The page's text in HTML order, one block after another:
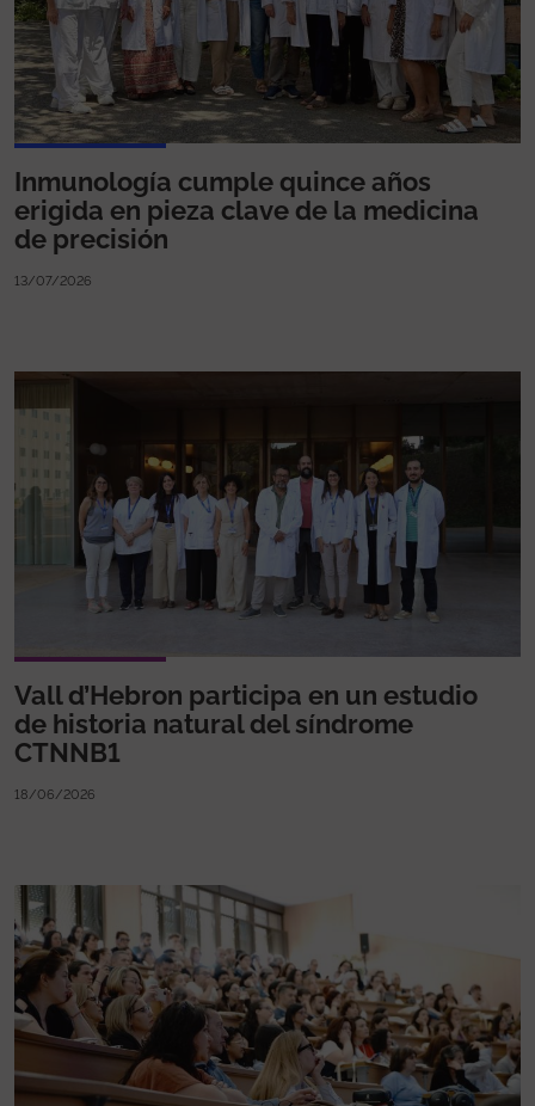
Inmunología cumple quince años
erigida en pieza clave de la medicina
de precisión
13/07/2026
Vall d’Hebron participa en un estudio
de historia natural del síndrome
CTNNB1
18/06/2026